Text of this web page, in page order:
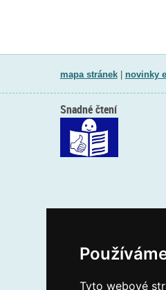
Tyto webové
mapa stránek| novinky
Snadné čtení